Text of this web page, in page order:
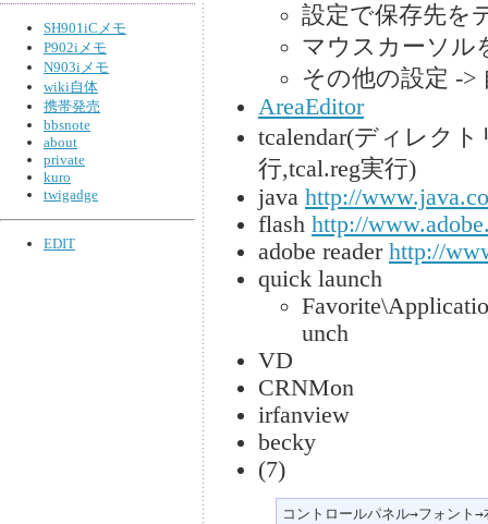
SH901iCメモ
P902iメモ
N903iメモ
wiki自体
携帯発売
bbsnote
about
private
kuro
twigadge
EDIT
設定で保存先を
マウスカーソル
その他の設定 ->
AreaEditor
tcalendar(ディレク
行,tcal.reg実行)
java http://
flash http://
adobe reader http://
quick launch
unch
VD
CRNMon
irfanview
becky
(7)
コントロールパネル→フォント